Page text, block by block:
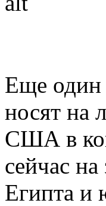
Еще один
носят на
США в
сейчас
Египта и